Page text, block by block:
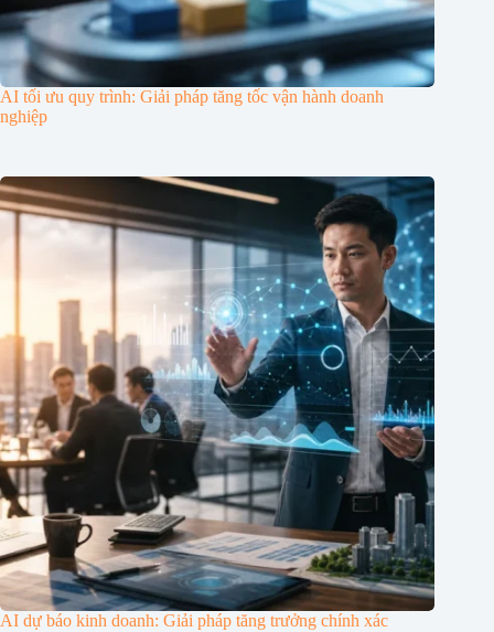
AI tối ưu quy trình: Giải pháp tăng tốc vận hành doanh
nghiệp
AI dự báo kinh doanh: Giải pháp tăng trưởng chính xác